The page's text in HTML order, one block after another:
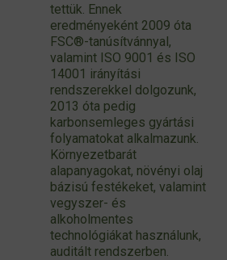
tettük. Ennek
eredményeként 2009 óta
FSC®-tanúsítvánnyal,
valamint ISO 9001 és ISO
14001 irányítási
rendszerekkel dolgozunk,
2013 óta pedig
karbonsemleges gyártási
folyamatokat alkalmazunk.
Környezetbarát
alapanyagokat, növényi olaj
bázisú festékeket, valamint
vegyszer- és
alkoholmentes
technológiákat használunk,
auditált rendszerben.